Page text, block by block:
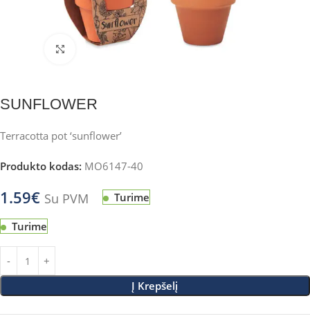
Click to enlarge
SUNFLOWER
Terracotta pot ‘sunflower’
Produkto kodas: MO6147-40
1.59€ Su PVM Turime
Turime
Į Krepšelį